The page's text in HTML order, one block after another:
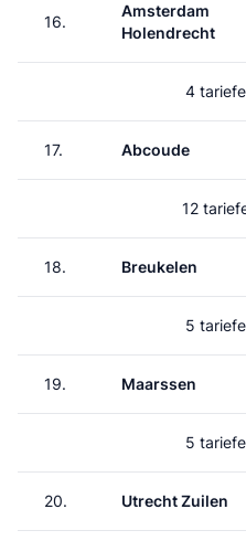
16.
Amsterdam
Holendrecht
4
17. Abcoude
12
18. Breukelen
5
19. Maarssen
5
20. Utrecht Zuilen